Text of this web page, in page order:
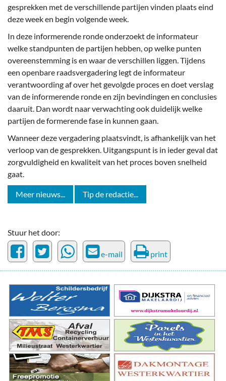
gesprekken met de verschillende partijen vinden plaats eind
deze week en begin volgende week.
In deze informerende ronde onderzoekt de informateur
welke standpunten de partijen hebben, op welke punten
overeenstemming is en waar de verschillen liggen. Tijdens
een openbare raadsvergadering legt de informateur
verantwoording af over het gevolgde proces en doet verslag
van de informerende ronde en zijn bevindingen en conclusies
daaruit. Dan wordt naar verwachting ook duidelijk welke
partijen de formerende fase in kunnen gaan.
Wanneer deze vergadering plaatsvindt, is afhankelijk van het
verloop van de gesprekken. Uitgangspunt is in ieder geval dat
zorgvuldigheid en kwaliteit van het proces boven snelheid
gaat.
Meer nieuws... Tip de redactie...
Stuur het door:
e-mail print